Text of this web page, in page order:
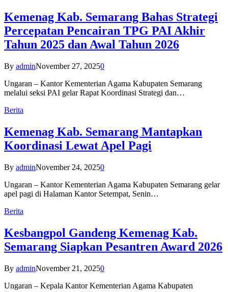
Kemenag Kab. Semarang Bahas Strategi
Percepatan Pencairan TPG PAI Akhir
Tahun 2025 dan Awal Tahun 2026
By adminNovember 27, 20250
Ungaran – Kantor Kementerian Agama Kabupaten Semarang
melalui seksi PAI gelar Rapat Koordinasi Strategi dan…
Berita
Kemenag Kab. Semarang Mantapkan
Koordinasi Lewat Apel Pagi
By adminNovember 24, 20250
Ungaran – Kantor Kementerian Agama Kabupaten Semarang gelar
apel pagi di Halaman Kantor Setempat, Senin…
Berita
Kesbangpol Gandeng Kemenag Kab.
Semarang Siapkan Pesantren Award 2026
By adminNovember 21, 20250
Ungaran – Kepala Kantor Kementerian Agama Kabupaten